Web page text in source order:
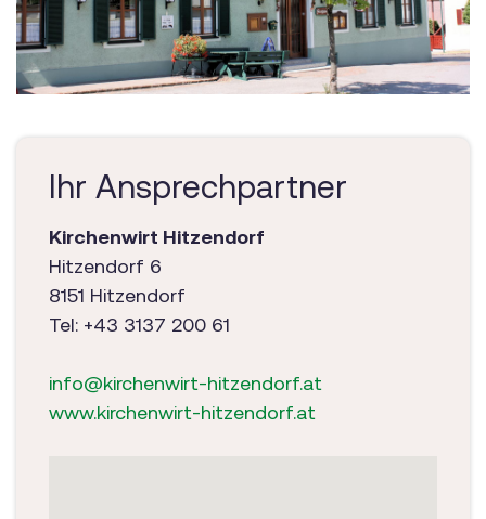
Ihr Ansprechpartner
Kirchenwirt Hitzendorf
Hitzendorf 6
8151 Hitzendorf
Tel: +43 3137 200 61
info@kirchenwirt-hitzendorf.at
www.kirchenwirt-hitzendorf.at